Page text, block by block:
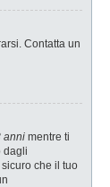
Contatta un
anni mentre ti
dagli
che il tuo